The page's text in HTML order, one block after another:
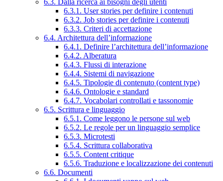
6.3. Dalla ricerca ai bisogni degli utenti
6.3.1. User stories per definire i contenuti
6.3.2. Job stories per definire i contenuti
6.3.3. Criteri di accettazione
6.4. Architettura dell’informazione
6.4.1. Definire l’architettura dell’informazione
6.4.2. Alberatura
6.4.3. Flussi di interazione
6.4.4. Sistemi di navigazione
6.4.5. Tipologie di contenuto (content type)
6.4.6. Ontologie e standard
6.4.7. Vocabolari controllati e tassonomie
6.5. Scrittura e linguaggio
6.5.1. Come leggono le persone sul web
6.5.2. Le regole per un linguaggio semplice
6.5.3. Microtesti
6.5.4. Scrittura collaborativa
6.5.5. Content critique
6.5.6. Traduzione e localizzazione dei contenuti
6.6. Documenti